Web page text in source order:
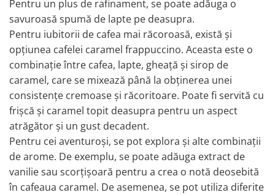
Pentru un plus de rafinament, se poate adăuga o
savuroasă spumă de lapte pe deasupra.
Pentru iubitorii de cafea mai răcoroasă, există și
opțiunea cafelei caramel frappuccino. Aceasta este o
combinație între cafea, lapte, gheață și sirop de
caramel, care se mixează până la obținerea unei
consistențe cremoase și răcoritoare. Poate fi servită cu
frișcă și caramel topit deasupra pentru un aspect
atrăgător și un gust decadent.
Pentru cei aventuroși, se pot explora și alte combinații
de arome. De exemplu, se poate adăuga extract de
vanilie sau scorțișoară pentru a crea o notă deosebită
în cafeaua caramel. De asemenea, se pot utiliza diferite